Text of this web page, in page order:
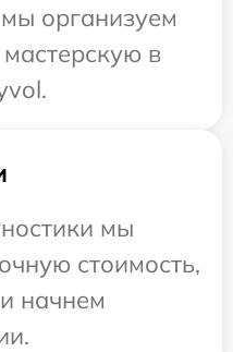
организуем
в
мы
стоимость,
начнем